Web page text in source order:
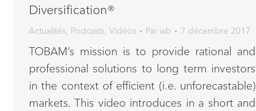
Diversification®
Actualités, Podcasts, Vidéos Par wb 7 décembre 2017
TOBAM’s mission is to provide rational and
professional solutions to long term investors
in the context of efficient (i.e. unforecastable)
markets. This video introduces in a short and